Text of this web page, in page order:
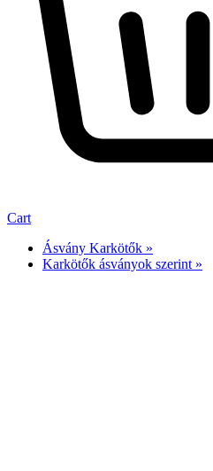
Cart
Ásvány Karkötők »
Karkötők ásványok szerint »